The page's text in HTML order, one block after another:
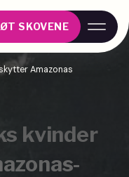
SKOVENE
Amazonas
kvinder